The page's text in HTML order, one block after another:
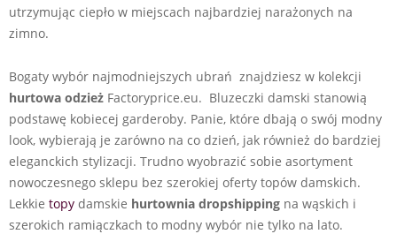
utrzymując ciepło w miejscach najbardziej narażonych na
zimno.
Bogaty wybór najmodniejszych ubrań znajdziesz w kolekcji
hurtowa odzież Factoryprice.eu. Bluzeczki damski stanowią
podstawę kobiecej garderoby. Panie, które dbają o swój modny
look, wybierają je zarówno na co dzień, jak również do bardziej
eleganckich stylizacji. Trudno wyobrazić sobie asortyment
nowoczesnego sklepu bez szerokiej oferty topów damskich.
Lekkie topy damskie hurtownia dropshipping na wąskich i
szerokich ramiączkach to modny wybór nie tylko na lato.